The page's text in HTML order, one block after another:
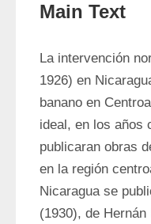
Main Text
La intervención
1926) en
banano en
ideal, en los años
publicaran obras
en la región
Nicaragua se
(1930), de